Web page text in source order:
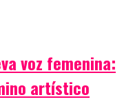
voz femenina:
artístico